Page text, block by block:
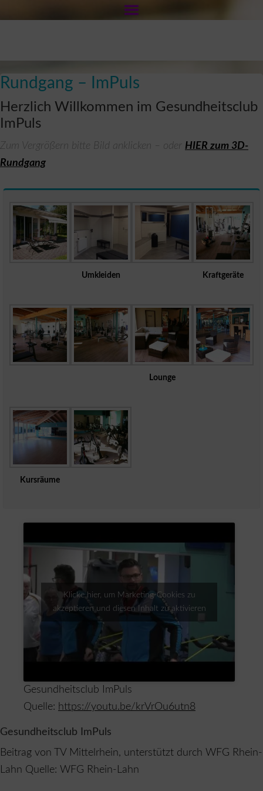
Rundgang – ImPuls
Herzlich Willkommen im Gesundheitsclub
ImPuls
Zum Vergrößern bitte Bild anklicken – oder HIER zum 3D-
Rundgang
Umkleiden Kraftgeräte
Lounge
Kursräume
Klicke hier, um Marketing-Cookies zu
akzeptieren und diesen Inhalt zu aktivieren
Gesundheitsclub ImPuls
Quelle: https://youtu.be/krVrOu6utn8
Gesundheitsclub ImPuls
Beitrag von TV Mittelrhein, unterstützt durch WFG Rhein-
Lahn Quelle: WFG Rhein-Lahn